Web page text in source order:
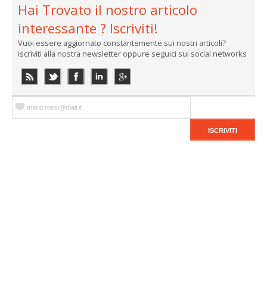
Hai Trovato il nostro articolo
interessante ? Iscriviti!
Vuoi essere aggiornato constantemente sui nostri articoli?
iscriviti alla nostra newsletter oppure seguici sui social networks